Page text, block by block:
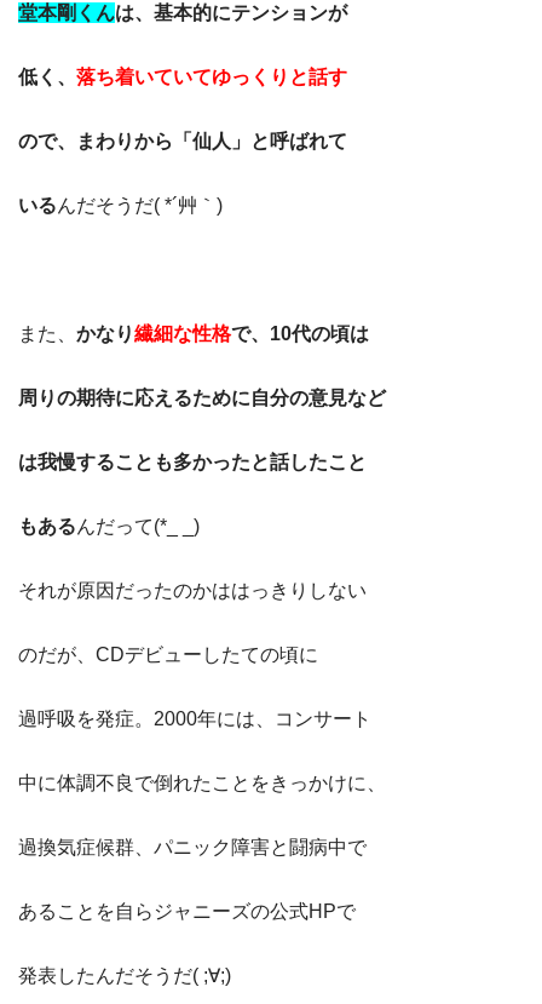
堂本剛くんは、基本的にテンションが
低く、 落ち着いていてゆっくりと話す
ので、まわりから「仙人」と呼ばれて
いるんだそうだ( *´艸｀)
また、 かなり繊細な性格で、10代の頃は
周りの期待に応えるために自分の意見など
は我慢することも多かったと話したこと
もあるんだって(*_ _)
それが原因だったのかははっきりしない
のだが、CDデビューしたての頃に
過呼吸を発症。2000年には、コンサート
中に体調不良で倒れたことをきっかけに、
過換気症候群、パニック障害と闘病中で
あることを自らジャニーズの公式HPで
発表したんだそうだ( ;∀;)